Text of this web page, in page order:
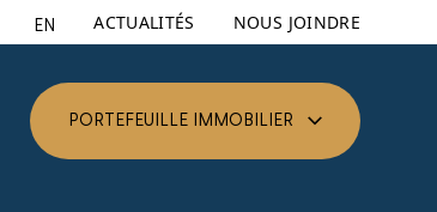
EN ACTUALITÉS NOUS JOINDRE
PORTEFEUILLE IMMOBILIER